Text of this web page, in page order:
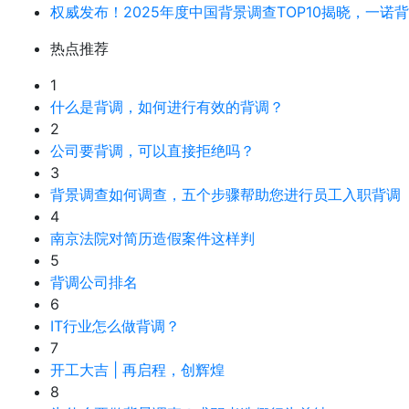
权威发布！2025年度中国背景调查TOP10揭晓，一诺
热点推荐
1
什么是背调，如何进行有效的背调？
2
公司要背调，可以直接拒绝吗？
3
背景调查如何调查，五个步骤帮助您进行员工入职背调
4
南京法院对简历造假案件这样判
5
背调公司排名
6
IT行业怎么做背调？
7
开工大吉 | 再启程，创辉煌
8